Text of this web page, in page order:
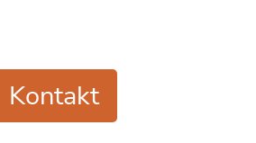
Kontakt